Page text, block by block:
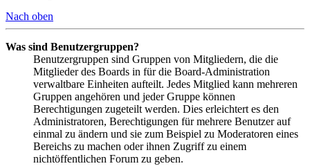
Nach oben
Was sind Benutzergruppen?
Benutzergruppen sind Gruppen von Mitgliedern, die die
Mitglieder des Boards in für die Board-Administration
verwaltbare Einheiten aufteilt. Jedes Mitglied kann mehreren
Gruppen angehören und jeder Gruppe können
Berechtigungen zugeteilt werden. Dies erleichtert es den
Administratoren, Berechtigungen für mehrere Benutzer auf
einmal zu ändern und sie zum Beispiel zu Moderatoren eines
Bereichs zu machen oder ihnen Zugriff zu einem
nichtöffentlichen Forum zu geben.